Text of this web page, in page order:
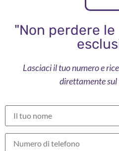
"Non perdere
Lasciaci il tuo numero e
direttamente sul